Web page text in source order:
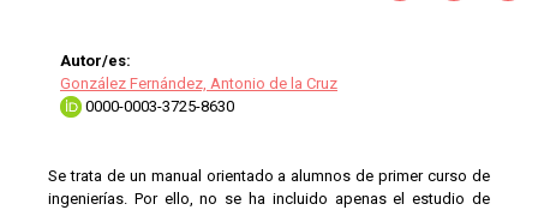
Autor/es:
González Fernández, Antonio de la Cruz
0000-0003-3725-8630
Se trata de un manual orientado a alumnos de primer curso de
ingenierías. Por ello, no se ha incluido apenas el estudio de